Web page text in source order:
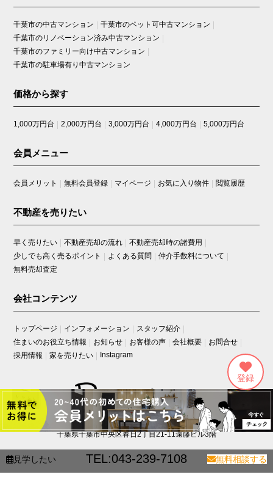
千葉市の中古マンション
千葉市のペット可中古マンション
千葉市のリノベーション済み中古マンション
千葉市のファミリー向け中古マンション
千葉市の駐車場有り中古マンション
価格から探す
1,000万円台 2,000万円台 3,000万円台 4,000万円台 5,000万円台
会員メニュー
会員メリット 無料会員登録 マイページ お気に入り物件 閲覧履歴
不動産を売りたい
早く売りたい 不動産売却の流れ
不動産売却時の諸費用
少しでも高く売るポイント
よくある質問
仲介手数料について
無料売却査定
会社コンテンツ
トップページ インフォメーション
スタッフ紹介
住まいのお役立ち情報
お知らせ お客様の声 会社概要
お問合せ
採用情報
家を売りたい Instagram
〒260-0033
千葉県千葉市中央区春日2丁目21-11遠藤ビル3階
TEL:043-239-7108
見学したい 無料相談する